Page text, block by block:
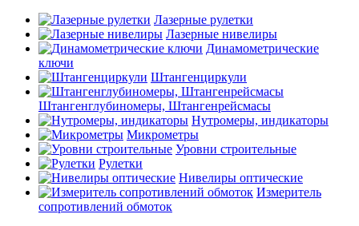
Лазерные рулетки
Лазерные нивелиры
Динамометрические
ключи
Штангенциркули
Штангенглубиномеры, Штангенрейсмасы
Нутромеры, индикаторы
Микрометры
Уровни строительные
Рулетки
Нивелиры оптические
Измеритель
сопротивлений обмоток